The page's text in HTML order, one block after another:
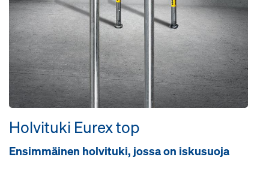
Holvituki Eurex top
Ensimmäinen holvituki, jossa on iskusuoja